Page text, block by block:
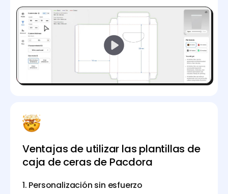
Ventajas de utilizar las plantillas de
caja de ceras de Pacdora
1. Personalización sin esfuerzo